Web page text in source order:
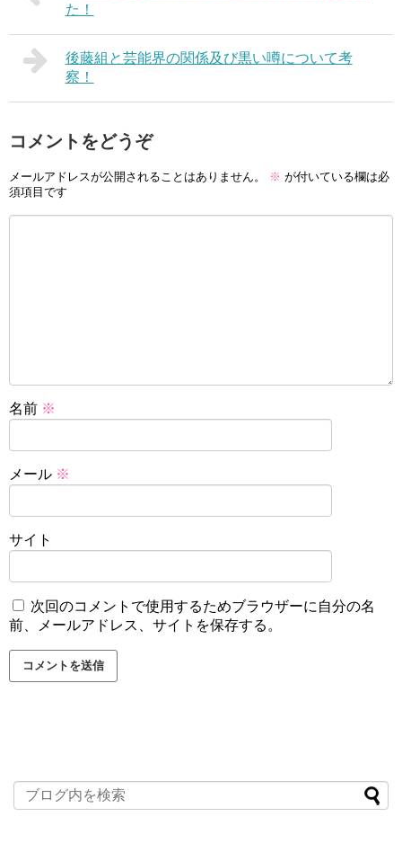
た！
後藤組と芸能界の関係及び黒い噂について考
察！
コメントをどうぞ
メールアドレスが公開されることはありません。 ※ が付いている欄は必
須項目です
名前 ※
メール ※
サイト
次回のコメントで使用するためブラウザーに自分の名
前、メールアドレス、サイトを保存する。